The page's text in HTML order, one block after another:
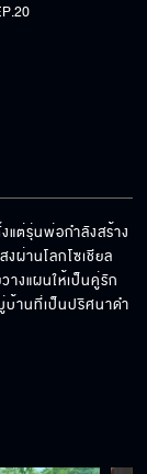
แต่รุ่นพ่อกำลังสร้าง
ผ่านโลกโซเชียล
งแผนให้เป็นคู่รัก
บ้านที่เป็นปริศนาดำ